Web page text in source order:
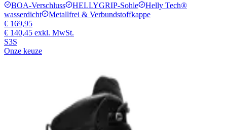
BOA-Verschluss HELLYGRIP-Sohle
Helly Tech®
wasserdicht
Metallfrei & Verbundstoffkappe
€ 169,95
€ 140,45 exkl. MwSt.
S3S
Onze keuze